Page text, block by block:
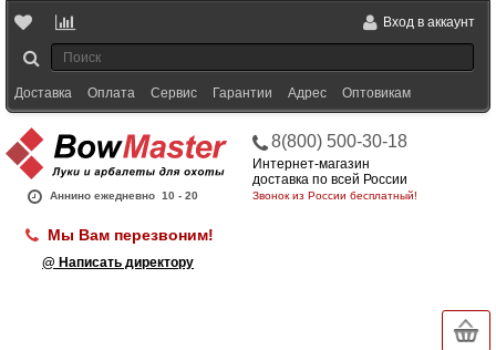
Вход в аккаунт
Доставка Оплата Сервис Гарантии Адрес Оптовикам
Аннино ежедневно 10 - 20
8(800) 500-30-18
Интернет-магазин
доставка по всей России
Звонок из России бесплатный!
Мы Вам перезвоним!
@ Написать директору